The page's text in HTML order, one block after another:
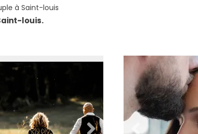
à Saint-louis
louis.